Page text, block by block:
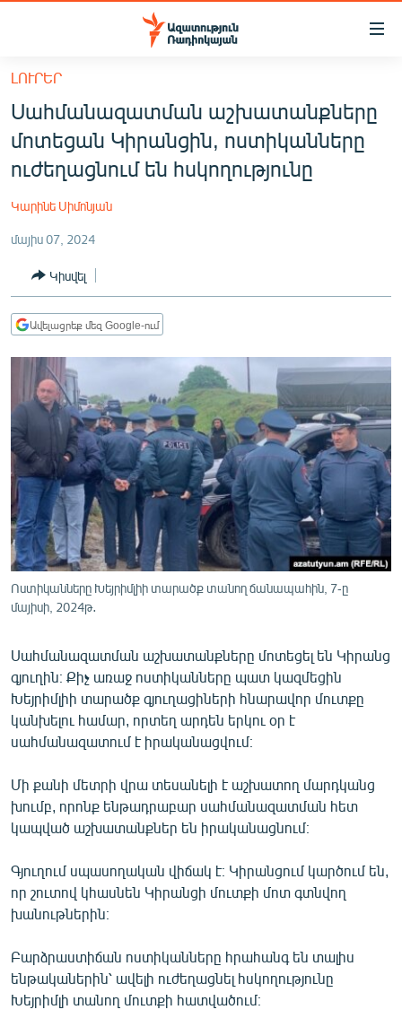
Մատչելիության
հիմնական
բովանդակությանը
Անցնել
հիմնական
մենյուին
ՔԱՂԱՔԱԿԱՆ
ՏՆՏԵՍՈՒԹՅՈՒՆ
ՂԱՐԱԲԱՂ
ՏԱՐԱԾԱՇՐՋԱՆ
ՄԻՋԱԶԳԱՅԻՆ
ՄՇԱԿՈՒՅԹ
ՍՊՈՐՏ
ՄԵԿՆԱԲԱՆՈՒԹՅՈՒՆ
ՏՏ ԵՒ ԻՆՏԵՐՆԵՏ
ԱՐԽԻՎ
ԲԱՆԱՎԵՃ
ՁԳՏԵԼՈՎ ԼԱՎԱԳՈՒՅՆԻՆ
ՓՈԴՔԱՍԹ
Հայերեն
English
ՀԵՏԵՎԵՔ ՄԵԶ
ԼՈՒՐԵՐ
Սահմանազատման աշխատանքները
մոտեցան Կիրանցին, ոստիկանները
ուժեղացնում են հսկողությունը
Կարինե Սիմոնյան
մայիս 07, 2024
Կիսվել
Ավելացրեք մեզ Google-ում
Ոստիկանները Խեյրիմլիի տարածք տանող ճանապահին, 7-ը
մայիսի, 2024թ․
Սահմանազատման աշխատանքները մոտեցել են Կիրանց
գյուղին։ Քիչ առաջ ոստիկանները պատ կազմեցին
Խեյրիմլիի տարածք գյուղացիների հնարավոր մուտքը
կանխելու համար, որտեղ արդեն երկու օր է
սահմանազատում է իրականացվում։
Մի քանի մետրի վրա տեսանելի է աշխատող մարդկանց
խումբ, որոնք ենթադրաբար սահմանազատման հետ
կապված աշխատանքներ են իրականացնում։
Գյուղում սպասողական վիճակ է։ Կիրանցում կարծում են,
որ շուտով կհասնեն Կիրանցի մուտքի մոտ գտնվող
խանութներին։
Բարձրաստիճան ոստիկանները հրահանգ են տալիս
ենթականերին՝ ավելի ուժեղացնել հսկողությունը
Խեյրիմլի տանող մուտքի հատվածում։